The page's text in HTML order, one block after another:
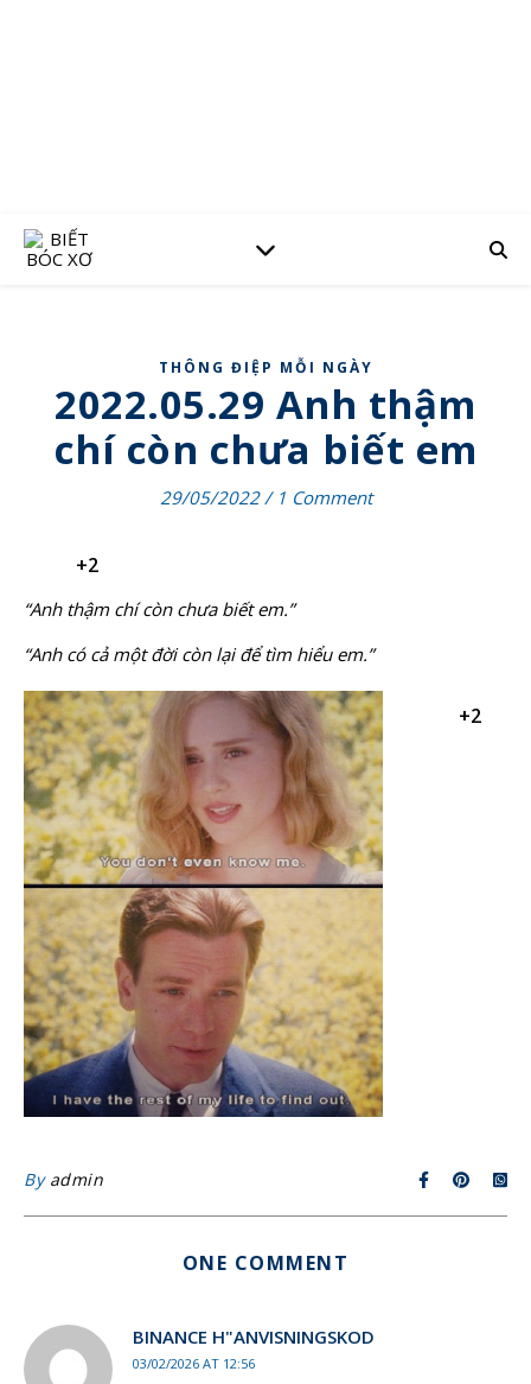
THÔNG ĐIỆP MỖI NGÀY
2022.05.29 Anh thậm
chí còn chưa biết em
29/05/2022 / 1 Comment
+2
“Anh thậm chí còn chưa biết em.”
“Anh có cả một đời còn lại để tìm hiểu em.”
+2
By admin
ONE COMMENT
BINANCE H"ANVISNINGSKOD
03/02/2026 AT 12:56